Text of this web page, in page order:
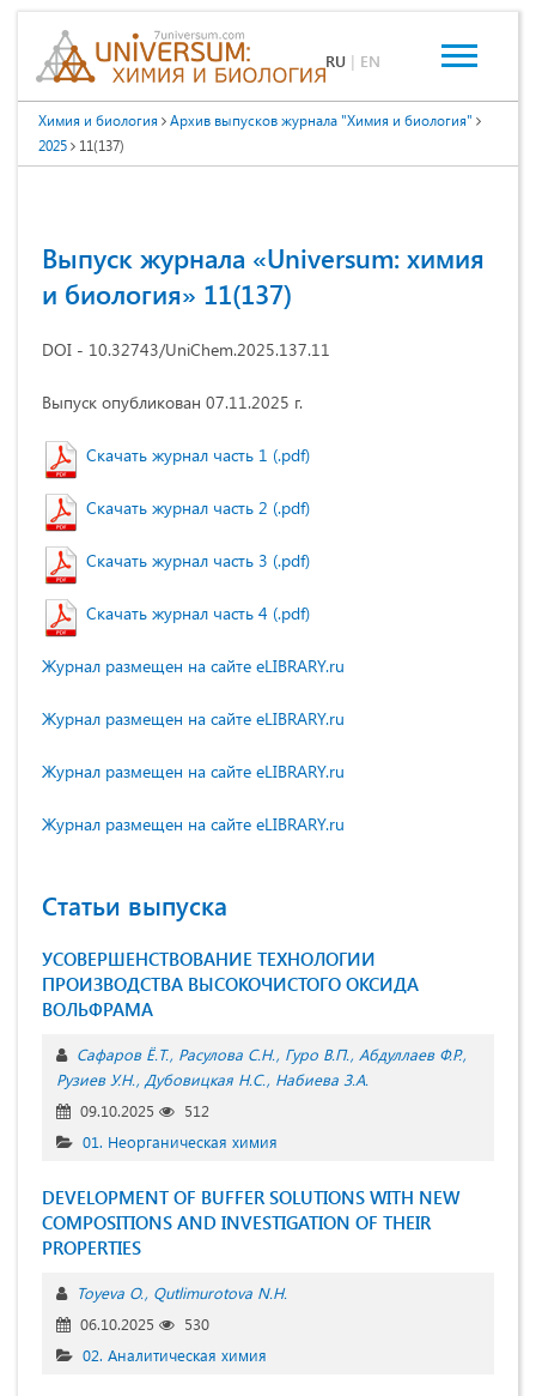
RU | EN
Химия и биология
Архив выпусков журнала "Химия и биология"
2025
11(137)
Выпуск журнала «Universum: химия
и биология» 11(137)
DOI - 10.32743/UniChem.2025.137.11
Выпуск опубликован 07.11.2025 г.
Скачать журнал часть 1 (.pdf)
Скачать журнал часть 2 (.pdf)
Скачать журнал часть 3 (.pdf)
Скачать журнал часть 4 (.pdf)
Журнал размещен на сайте eLIBRARY.ru
Журнал размещен на сайте eLIBRARY.ru
Журнал размещен на сайте eLIBRARY.ru
Журнал размещен на сайте eLIBRARY.ru
Статьи выпуска
УСОВЕРШЕНСТВОВАНИЕ ТЕХНОЛОГИИ
ПРОИЗВОДСТВА ВЫСОКОЧИСТОГО ОКСИДА
ВОЛЬФРАМА
Сафаров Ё.Т. Расулова С.Н. Гуро В.П. Абдуллаев Ф.Р.
Рузиев У.Н. Дубовицкая Н.С. Набиева З.А.
09.10.2025
512
01. Неорганическая химия
DEVELOPMENT OF BUFFER SOLUTIONS WITH NEW
COMPOSITIONS AND INVESTIGATION OF THEIR
PROPERTIES
Toyeva O. Qutlimurotova N.H.
06.10.2025
530
02. Аналитическая химия